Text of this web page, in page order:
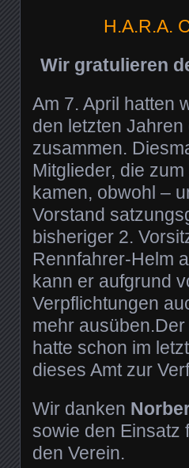
H.A.R.A.
Wir gratulieren
Am 7. April hatten
den letzten Jahren
zusammen.
Mitglieder, die
kamen, obwohl –
Vorstand
bisheriger 2.
Rennfahrer-Helm
kann er aufgrund
Verpflichtungen
mehr
hatte schon im
dieses Amt zur
Wir danken
sowie den Einsatz
den Verein.